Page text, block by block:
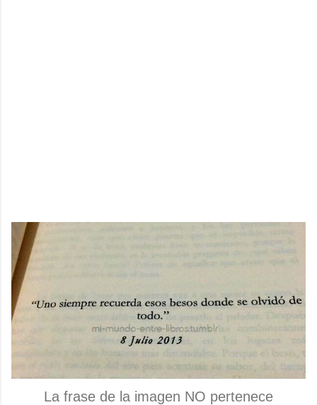
La frase de la imagen NO pertenece